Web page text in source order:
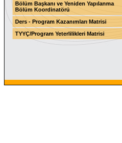
Bölüm Başkanı ve Yeniden Yapılanma
Bölüm Koordinatörü
Ders - Program Kazanımları Matrisi
TYYÇ/Program Yeterlilikleri Matrisi